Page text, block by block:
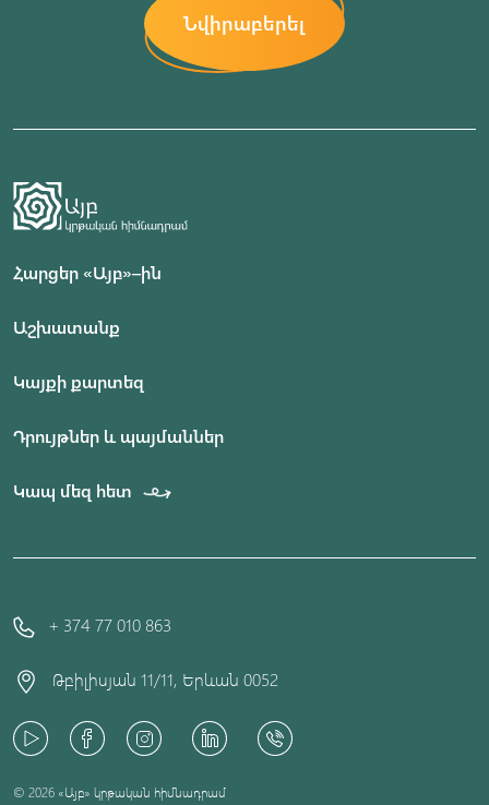
Նվիրաբերել
Հարցեր «Այբ»–ին
Աշխատանք
Կայքի քարտեզ
Դրույթներ և պայմաններ
Կապ մեզ հետ
+ 374 77 010 863
Թբիլիսյան 11/11, Երևան 0052
© 2026 «Այբ» կրթական հիմնադրամ